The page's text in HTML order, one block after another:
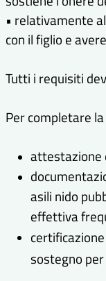
• relativamente
con il figlio e
Tutti i requisiti
Per completare
attestazione
asili nido
effettiva
sostegno